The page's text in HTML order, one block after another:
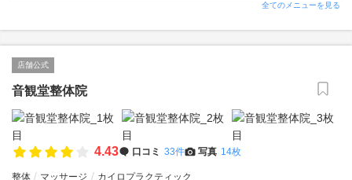
全てのメニューを見る
店舗公式
音観堂整体院
4.43 口コミ 33件 写真 14枚
整体 マッサージ カイロプラクティック